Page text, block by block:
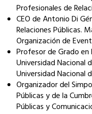
Profesionales de
CEO de Antonio Di
Relaciones Públicas.
Organización de
Profesor de Grado en
Universidad Nacional
Universidad Nacional
Organizador del
Públicas y de la
Públicas y